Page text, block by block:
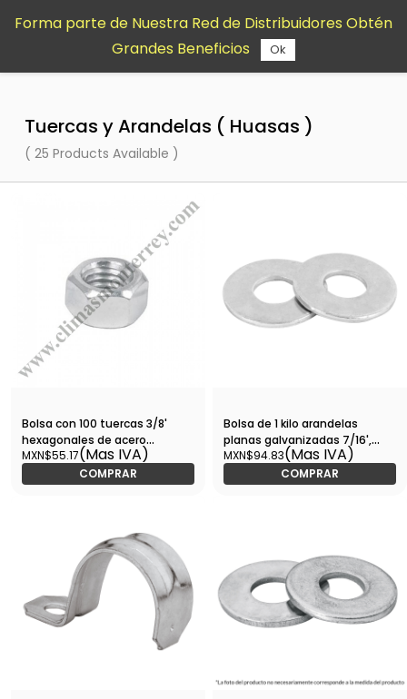
contenido
Tuercas y Arandelas ( Huasas )
( 25 Products Available )
Bolsa con 100 tuercas 3/8'
hexagonales de acero
galvanizado-TUE-3/8 / 44550
MXN$55.17(Mas IVA)
COMPRAR
Bolsa de 1 kilo arandelas
planas galvanizadas 7/16',
FIERO-ARA-7/16 / 44546
MXN$94.83(Mas IVA)
COMPRAR
Forma parte de Nuestra Red de Distribuidores Obtén
Grandes Beneficios
Ok